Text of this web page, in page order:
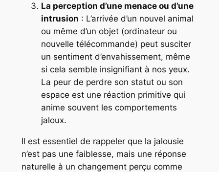
La perception d’une menace ou d’une
intrusion : L’arrivée d’un nouvel animal
ou même d’un objet (ordinateur ou
nouvelle télécommande) peut susciter
un sentiment d’envahissement, même
si cela semble insignifiant à nos yeux.
La peur de perdre son statut ou son
espace est une réaction primitive qui
anime souvent les comportements
jaloux.
Il est essentiel de rappeler que la jalousie
n’est pas une faiblesse, mais une réponse
naturelle à un changement perçu comme